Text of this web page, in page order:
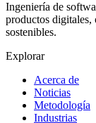
Ingeniería de
productos digitales,
sostenibles.
Explorar
Acerca de
Noticias
Metodología
Industrias